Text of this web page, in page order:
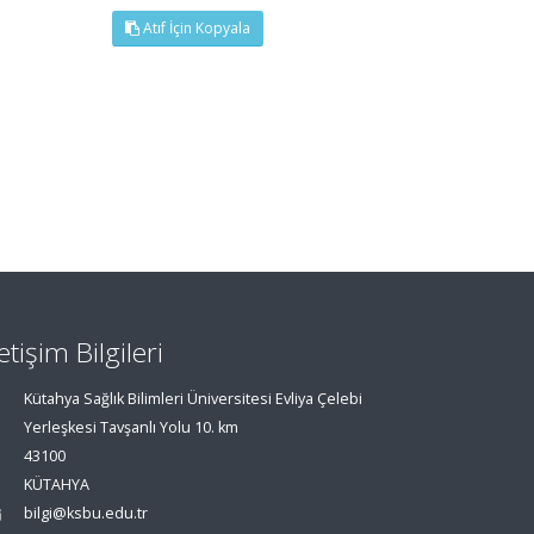
Atıf İçin Kopyala
Bilgileri
Kütahya Sağlık Bilimleri Üniversitesi Evliya Çelebi
Yerleşkesi Tavşanlı Yolu 10. km
43100
KÜTAHYA
bilgi@ksbu.edu.tr